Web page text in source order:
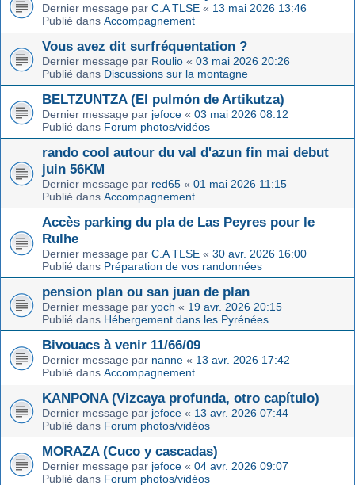
Dernier message par C.A TLSE « 13 mai 2026 13:46
Publié dans Accompagnement
Vous avez dit surfréquentation ?
Dernier message par Roulio « 03 mai 2026 20:26
Publié dans Discussions sur la montagne
BELTZUNTZA (El pulmón de Artikutza)
Dernier message par jefoce « 03 mai 2026 08:12
Publié dans Forum photos/vidéos
rando cool autour du val d'azun fin mai debut
juin 56KM
Dernier message par red65 « 01 mai 2026 11:15
Publié dans Accompagnement
Accès parking du pla de Las Peyres pour le
Rulhe
Dernier message par C.A TLSE « 30 avr. 2026 16:00
Publié dans Préparation de vos randonnées
pension plan ou san juan de plan
Dernier message par yoch « 19 avr. 2026 20:15
Publié dans Hébergement dans les Pyrénées
Bivouacs à venir 11/66/09
Dernier message par nanne « 13 avr. 2026 17:42
Publié dans Accompagnement
KANPONA (Vizcaya profunda, otro capítulo)
Dernier message par jefoce « 13 avr. 2026 07:44
Publié dans Forum photos/vidéos
MORAZA (Cuco y cascadas)
Dernier message par jefoce « 04 avr. 2026 09:07
Publié dans Forum photos/vidéos